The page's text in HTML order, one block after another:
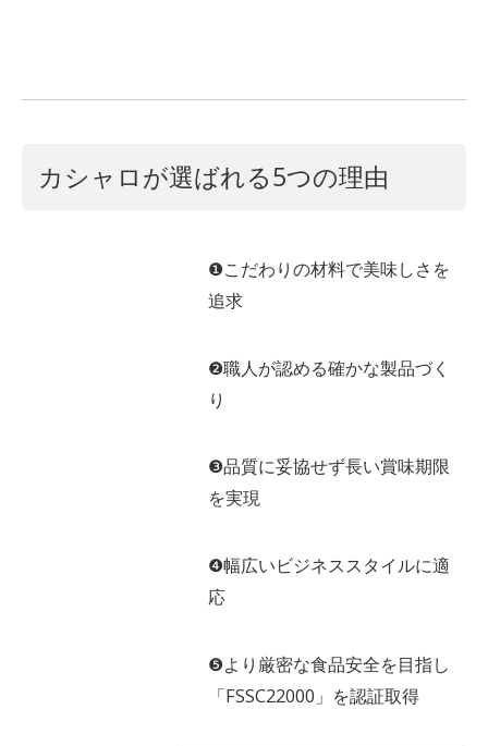
カシャロが選ばれる5つの理由
❶こだわりの材料で美味しさを
追求
❷職人が認める確かな製品づく
り
❸品質に妥協せず長い賞味期限
を実現
❹幅広いビジネススタイルに適
応
❺より厳密な食品安全を目指し
「FSSC22000」を認証取得